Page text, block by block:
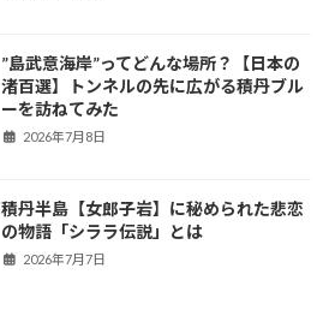
”島武意海岸”ってどんな場所？【日本の
渚百選】トンネルの先に広がる積丹ブル
ーを訪ねてみた
2026年7月8日
積丹半島【女郎子岩】に秘められた悲恋
の物語「シララ伝説」とは
2026年7月7日